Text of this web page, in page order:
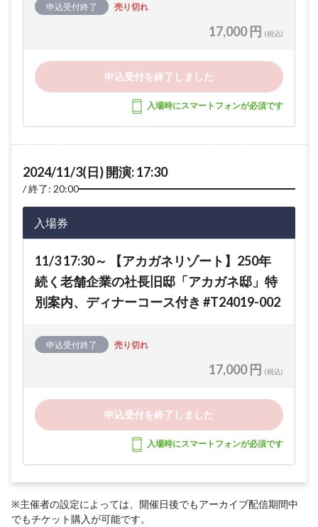
申込受付終了 売り切れ
17,000 円 (税込)
申込受付を終了しました
入場時にスマートフォンが必須です
2024/11/3(日) 開演: 17:30
終了: 20:00
入場券
11/3 17:30～ 【アカガネリゾート】250年
続く老舗企業の社長旧邸「アカガネ邸」特
別案内、ディナーコース付き #T24019-002
申込受付終了 売り切れ
17,000 円 (税込)
申込受付を終了しました
入場時にスマートフォンが必須です
※主催者の設定によっては、開催日後でもアーカイブ配信期間中
でもチケット購入が可能です。